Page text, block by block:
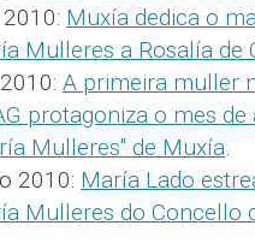
Muxía dedica o
Mulleres a Rosalía de
A primeira muller
protagoniza o mes de
Mulleres" de Muxía.
2010: María Lado
Mulleres do Concello